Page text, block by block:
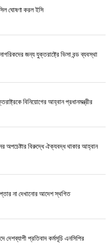
ঘোষণা করল ইসি
জন্য যুক্তরাষ্ট্রে ভিসা বন্ড ব্যবস্থা
বিনিয়োগের আহ্বান প্রধানমন্ত্রীর
অপচেষ্টার বিরুদ্ধে ঐক্যবদ্ধ থাকার আহ্বান
না দেখানোর আদেশ স্থগিত
দেশব্যাপী প্রতিবাদ কর্মসূচি এনসিপির